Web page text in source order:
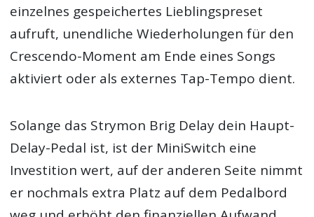
einzelnes gespeichertes Lieblingspreset
aufruft, unendliche Wiederholungen für den
Crescendo-Moment am Ende eines Songs
aktiviert oder als externes Tap-Tempo dient.
Solange das Strymon Brig Delay dein Haupt-
Delay-Pedal ist, ist der MiniSwitch eine
Investition wert, auf der anderen Seite nimmt
er nochmals extra Platz auf dem Pedalbord